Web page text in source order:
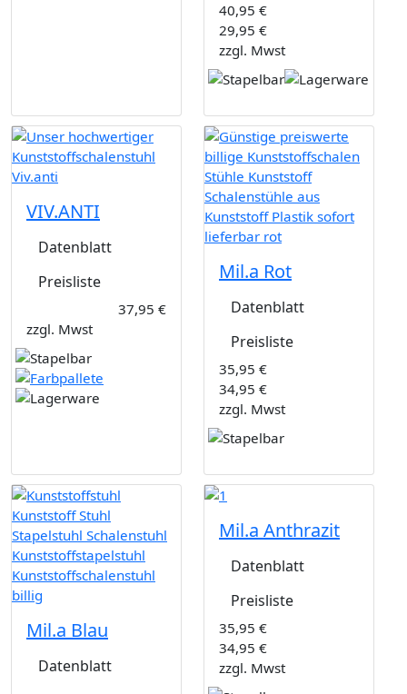
40,95 €
29,95 €
zzgl. Mwst
VIV.ANTI
Datenblatt
Preisliste
37,95 €
zzgl. Mwst
Mil.a Rot
Datenblatt
Preisliste
35,95 €
34,95 €
zzgl. Mwst
Mil.a Blau
Datenblatt
Mil.a Anthrazit
Datenblatt
Preisliste
35,95 €
34,95 €
zzgl. Mwst